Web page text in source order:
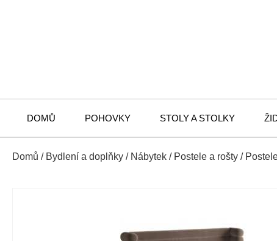
DOMŮ POHOVKY STOLY A STOLKY
Domů / Bydlení a doplňky / Nábytek / Postele a rošty /